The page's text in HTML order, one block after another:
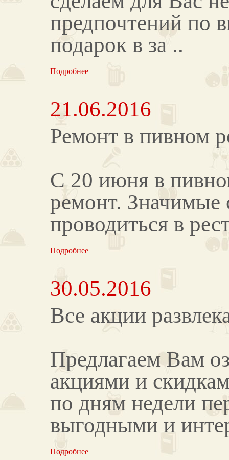
предпочтений по
подарок в за ..
Подробнее
21.06.2016
Ремонт в пивном
С 20 июня в
ремонт. Значимые
проводиться в
Подробнее
30.05.2016
Все акции
Предлагаем Вам
акциями и
по дням недели
выгодными и
Подробнее